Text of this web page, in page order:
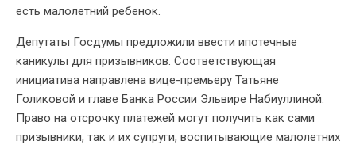
есть малолетний ребенок.
Депутаты Госдумы предложили ввести ипотечные
каникулы для призывников. Соответствующая
инициатива направлена вице-премьеру Татьяне
Голиковой и главе Банка России Эльвире Набиуллиной.
Право на отсрочку платежей могут получить как сами
призывники, так и их супруги, воспитывающие малолетних